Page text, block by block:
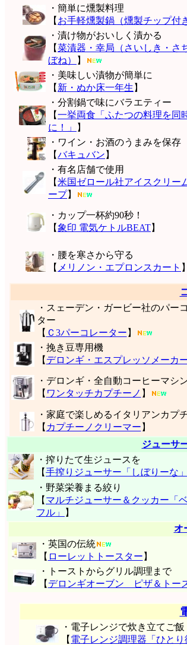
・簡単に燻製料理
【 お手軽燻製鍋（燻製チップ付
・漬け物がおいしく漬かる
【菜漬器・幸局（さいしき・さ
ぼね）
】
・美味しい漬物が簡単に
【 新・ぬか床一年生 】
・分割鍋で味にバラエティー
【一挙両食「ふたつの料理を同
に！」
】
・ワイン・お酒のうまみを保存
【バキュバン 】
・有名店舗で使用
【米国ゼロール社アイスクリー
ープ】
・カップ一杯約90秒！
【象印 電気ケトルBEAT】
・腰を寒さから守る
【 メリノン・エプロンスカート 】
・スェーデン・ガービー社のパー
ター
【 Ｃ3パーコレーター 】
・挽き豆専用機
【 デロンギ・エスプレッソメーカ
・デロンギ・全自動コーヒーマシ
【 ワンタッチカプチーノ 】
・家庭で楽しめるイタリアンカプ
【 カプチーノクリーマー 】
ジューサ
・搾りたて生ジュースを
【手搾りジューサー「しぼりーな」
・野菜栄養まる絞り
【 マルチジューサー＆クッカー「
フル」
】
オ
・英国の伝統
【 ローレットトースター 】
・トーストからグリル調理まで
【 デロンギオーブン ピザ＆トー
・電子レンジで炊き立てご飯
【 電子レンジ調理器「ひとり